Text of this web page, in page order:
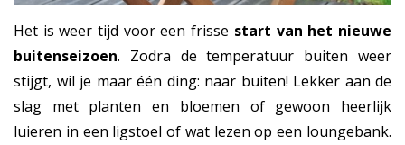
Het is weer tijd voor een frisse start van het nieuwe
buitenseizoen. Zodra de temperatuur buiten weer
stijgt, wil je maar één ding: naar buiten! Lekker aan de
slag met planten en bloemen of gewoon heerlijk
luieren in een ligstoel of wat lezen op een loungebank.